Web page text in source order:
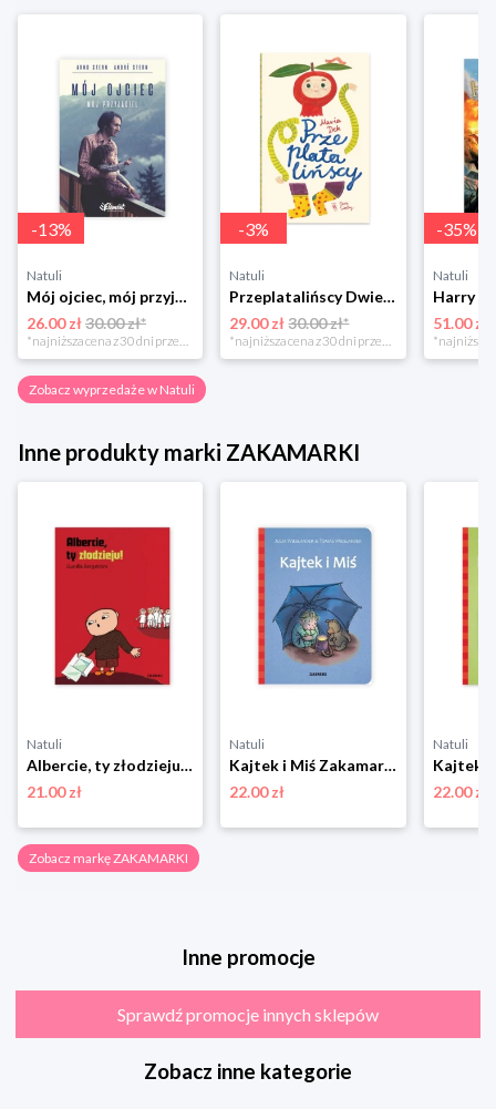
-13%
Natuli
Mój ojciec, mój przyjaciel Element
26.00 zł30.00 zł*
*najniższa cena z 30 dni przed obniżką
-3%
Natuli
Przeplatalińscy Dwie siostry
29.00 zł 30.00 zł*
*najniższa cena z 30 dni przed obniżką
-35%
Natuli
51.00 zł
Zobacz wyprzedaże w Natuli
Inne produkty marki ZAKAMARKI
Natuli
Albercie, ty złodzieju! Zakamarki
21.00 zł
Natuli
Kajtek i Miś Zakamarki
22.00 zł
Natuli
22.00 zł
Zobacz markę ZAKAMARKI
Inne promocje
Sprawdź promocje innych sklepów
Zobacz inne kategorie